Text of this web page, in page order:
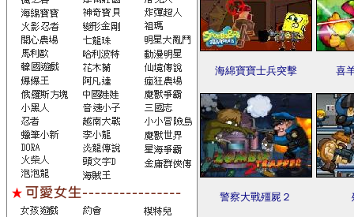
海綿寶寶士兵突擊 喜
警察大戰殭屍２